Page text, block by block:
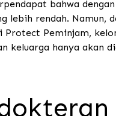
bahwa
lebih rendah.
Protect Peminjam,
keluarga hanya akan